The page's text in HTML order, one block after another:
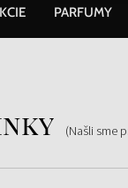
PARFUMY
(Našli sme